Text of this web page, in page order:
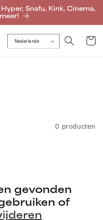
Snafu, Kink, Cinema,
Nederlands
0 producten
gevonden
of